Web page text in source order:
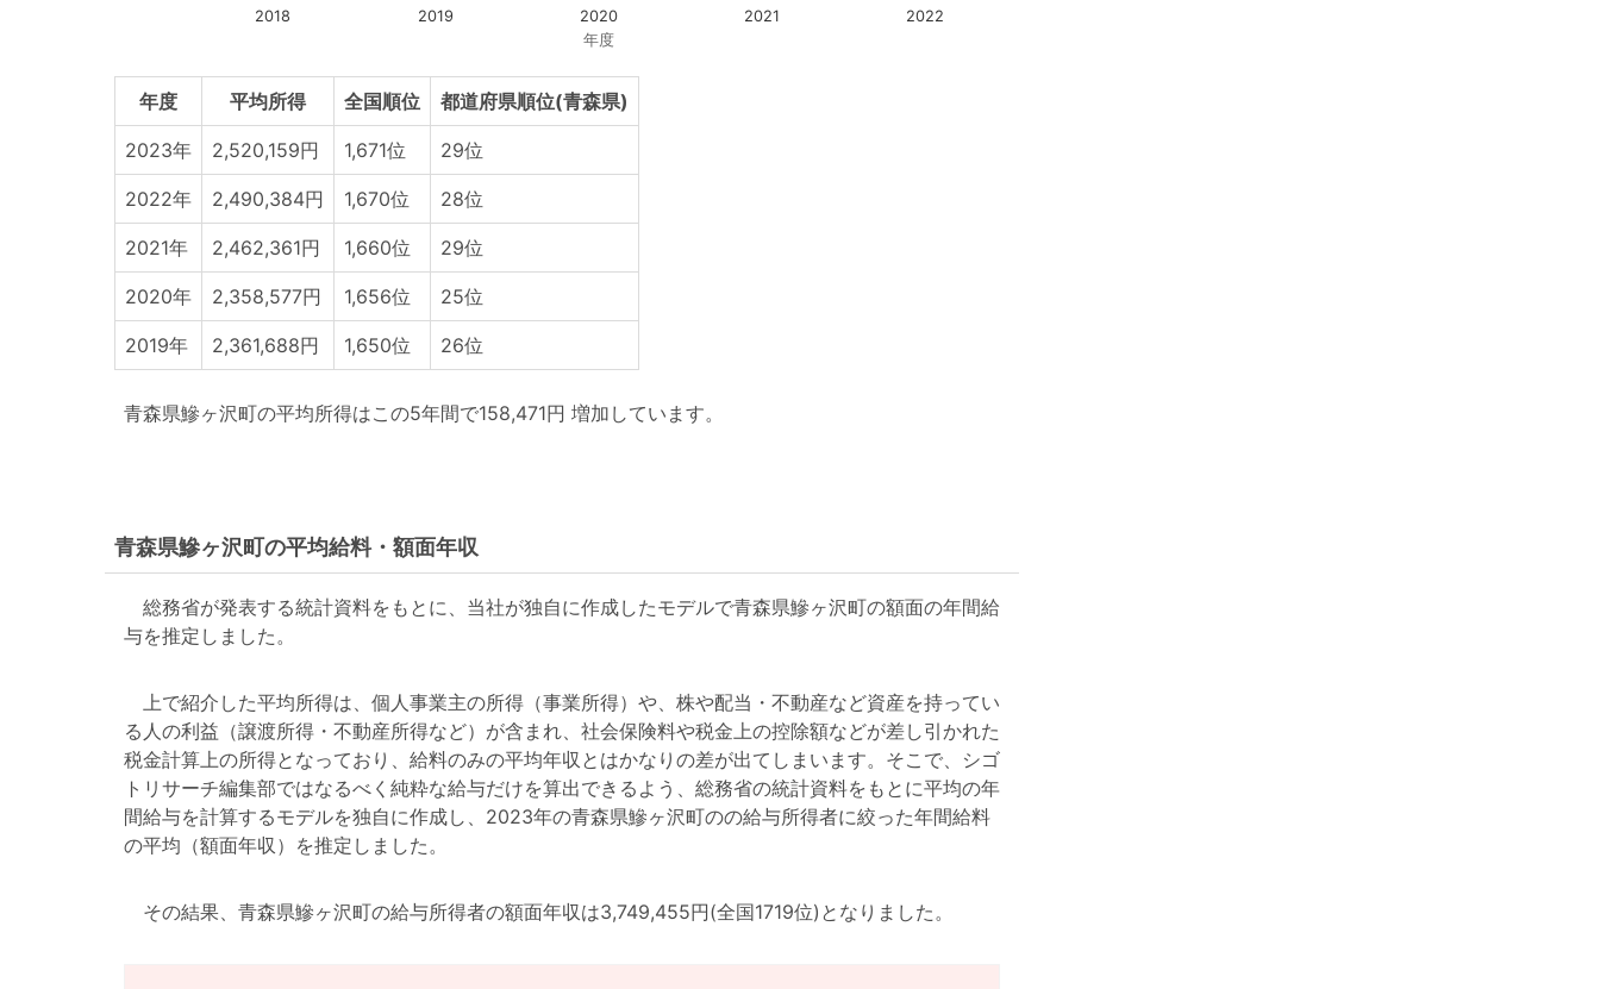
年度
2018 2019 2020 2021 2022
年度 平均所得 全国順位 都道府県順位(青森県)
2023年 2,520,159円 1,671位 29位
2022年 2,490,384円 1,670位 28位
2021年 2,462,361円 1,660位 29位
2020年 2,358,577円 1,656位 25位
2019年 2,361,688円 1,650位 26位
青森県鰺ヶ沢町の平均所得はこの5年間で158,471円 増加しています。
青森県鰺ヶ沢町の平均給料・額面年収
総務省が発表する統計資料をもとに、当社が独自に作成したモデルで青森県鰺ヶ沢町の額面の年間給
与を推定しました。
上で紹介した平均所得は、個人事業主の所得（事業所得）や、株や配当・不動産など資産を持ってい
る人の利益（譲渡所得・不動産所得など）が含まれ、社会保険料や税金上の控除額などが差し引かれた
税金計算上の所得となっており、給料のみの平均年収とはかなりの差が出てしまいます。そこで、シゴ
トリサーチ編集部ではなるべく純粋な給与だけを算出できるよう、総務省の統計資料をもとに平均の年
間給与を計算するモデルを独自に作成し、2023年の青森県鰺ヶ沢町のの給与所得者に絞った年間給料
の平均（額面年収）を推定しました。
その結果、青森県鰺ヶ沢町の給与所得者の額面年収は3,749,455円(全国1719位)となりました。